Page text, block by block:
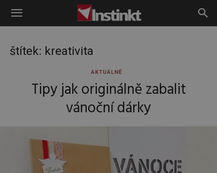
Instinkt
štítek: kreativita
AKTUÁLNĚ
Tipy jak originálně zabalit
vánoční dárky